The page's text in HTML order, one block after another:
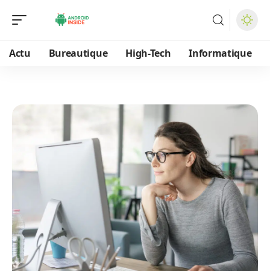
Actu Bureautique High-Tech Informatique